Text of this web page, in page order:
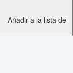
Añadir a la lista de